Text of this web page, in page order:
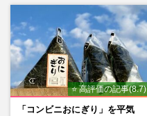
⭐ 高評価の記事(8.7)
「コンビニおにぎり」を平気